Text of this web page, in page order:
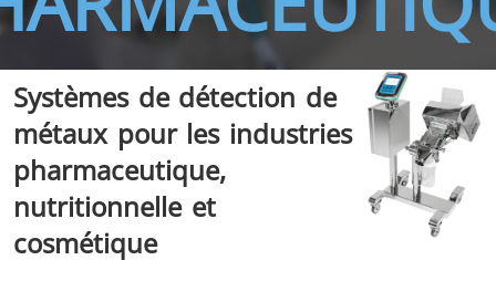
THS/FBB
THS/MBB
THS/GMS21
THS/G21
Systèmes de détection de
métaux pour les industries
pharmaceutique,
nutritionnelle et
cosmétique